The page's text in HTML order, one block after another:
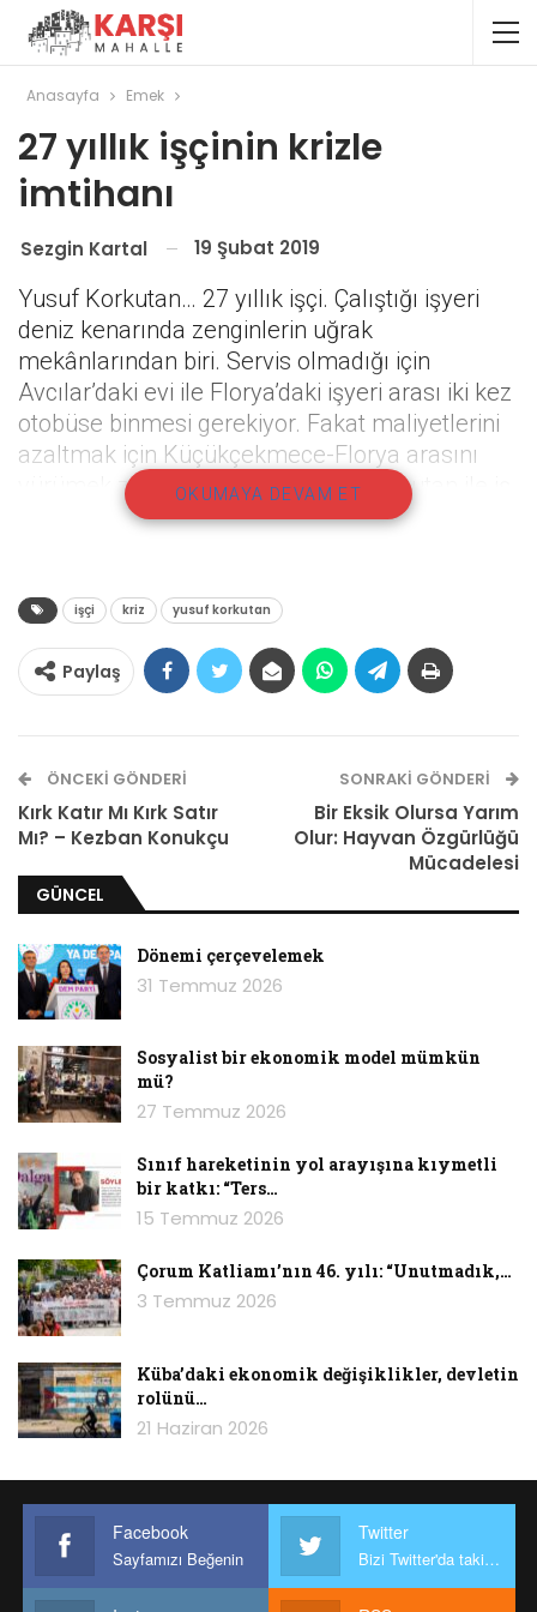
Anasayfa Emek
27 yıllık işçinin krizle
imtihanı
Sezgin Kartal 19 Şubat 2019
Yusuf Korkutan… 27 yıllık işçi. Çalıştığı işyeri
deniz kenarında zenginlerin uğrak
mekânlarından biri. Servis olmadığı için
Avcılar’daki evi ile Florya’daki işyeri arası iki kez
otobüse binmesi gerekiyor. Fakat maliyetlerini
azaltmak için Küçükçekmece-Florya arasını
yürümek zorunda. Aşçılık yapan Korkutan ile iş
çıkışı buluşup krizle imtihanını konuştuk.
OKUMAYA DEVAM ET
işçi kriz yusuf korkutan
Paylaş
ÖNCEKI GÖNDERI
Kırk Katır Mı Kırk Satır
Mı? – Kezban Konukçu
SONRAKI GÖNDERI
Bir Eksik Olursa Yarım
Olur: Hayvan Özgürlüğü
Mücadelesi
GÜNCEL
Dönemi çerçevelemek
31 Temmuz 2026
Sosyalist bir ekonomik model mümkün
mü?
27 Temmuz 2026
Sınıf hareketinin yol arayışına kıymetli
bir katkı: “Ters…
15 Temmuz 2026
Çorum Katliamı’nın 46. yılı: “Unutmadık,…
3 Temmuz 2026
Küba’daki ekonomik değişiklikler, devletin
rolünü…
21 Haziran 2026
Facebook
Sayfamızı Beğenin
Twitter
Bizi Twitter'da takip edin